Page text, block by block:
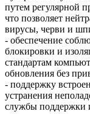
путем регулярной
что позволяет
вирусы, черви и
- обеспечение
блокировки и
стандартам
обновления без
- поддержку
устранения
службы поддержки